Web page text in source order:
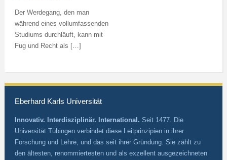
Der Werdegang, den man
während eines vollumfassenden
Studiums durchläuft, kann mit
Fug und Recht als […]
Eberhard Karls Universität
Innovativ. Interdisziplinär. International. Seit 1477. Die
Universität Tübingen verbindet diese Leitprinzipien in ihrer
Forschung und Lehre, und das seit ihrer Gründung. Sie zählt zu
den ältesten, renommiertesten und als exzellent ausgezeichneten